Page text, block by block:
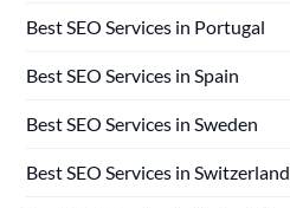
Best SEO Services in Portugal
Best SEO Services in Spain
Best SEO Services in Sweden
Best SEO Services in Switzerland